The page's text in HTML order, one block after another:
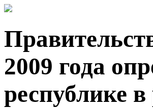
2009 года
республике